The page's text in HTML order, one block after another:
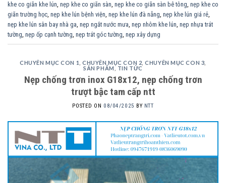
khe co giãn khe lún, nẹp khe co giãn sàn, nẹp khe co giãn sàn bê tông, nẹp khe co
giãn trường học, nẹp khe lún bệnh viện, nẹp khe lún đà nẵng, nẹp khe lún giá rẻ,
nẹp khe lún sân bay nhà ga, nẹp ngắt nước mưa, nẹp nhôm khe lún, nẹp nhựa trát
tường, nẹp ốp cạnh tường, nẹp trát góc tường, nẹp xây dựng
CHUYÊN MỤC CON 1 ,CHUYÊN MỤC CON 2 ,CHUYÊN MỤC CON 3
SẢN PHẨM
TIN TỨC
Nẹp chống trơn inox G18x12, nẹp chống trơn
trượt bậc tam cấp ntt
POSTED ON 08/04/2025 BY NTT